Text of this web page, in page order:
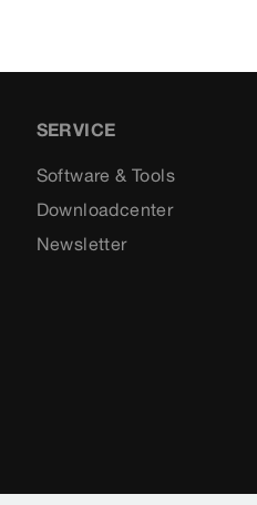
SERVICE
Software & Tools
Downloadcenter
Newsletter